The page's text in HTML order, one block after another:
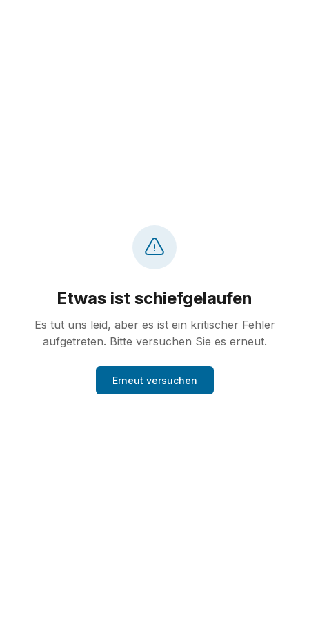
Etwas ist schiefgelaufen
Es tut uns leid, aber es ist ein kritischer Fehler
aufgetreten. Bitte versuchen Sie es erneut.
Erneut versuchen